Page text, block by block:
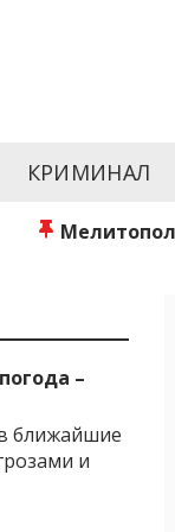
Каждый
Запорожья.
и области.
КРИМИНАЛ
–
ближайшие
и